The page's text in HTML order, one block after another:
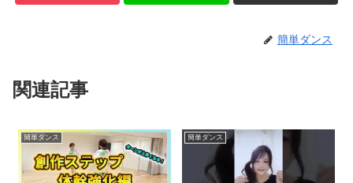
簡単ダンス
関連記事
簡単ダンス 簡単ダンス